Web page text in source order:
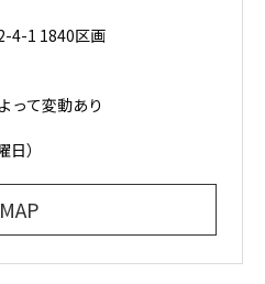
4-1 1840区画
って変動あり
）
MAP